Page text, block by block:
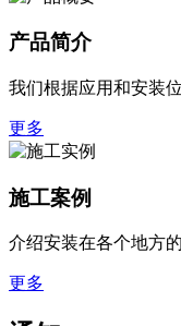
产品简介
我们根据应用和安装
更多
施工案例
介绍安装在各个地方
更多